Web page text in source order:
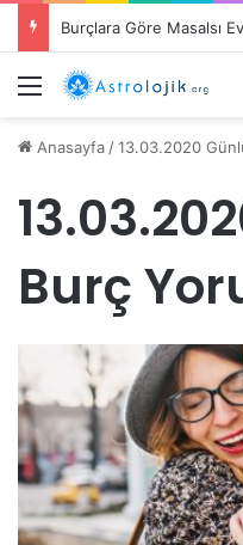
Burçlara Göre Masalsı
Menü
Anasayfa /13.03.2020
Burç